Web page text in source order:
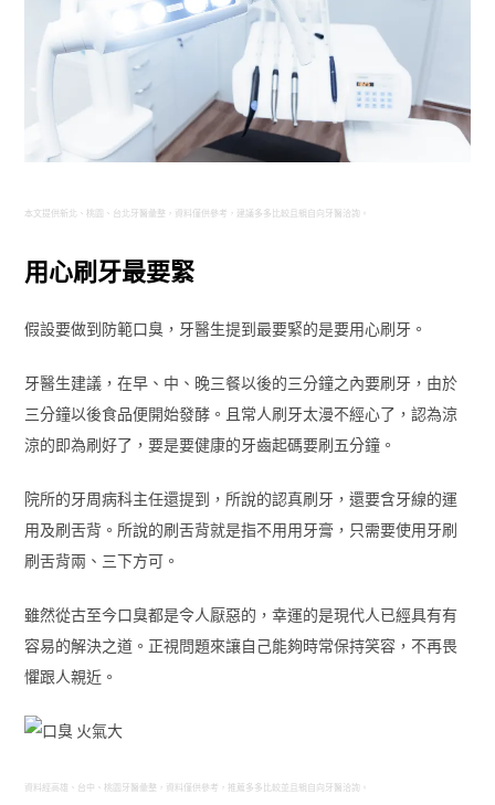
本文提供新北、桃園、台北牙醫彙整，資料僅供參考，建議多多比較且親自向牙醫洽詢。
用心刷牙最要緊
假設要做到防範口臭，牙醫生提到最要緊的是要用心刷牙。
牙醫生建議，在早、中、晚三餐以後的三分鐘之內要刷牙，由於
三分鐘以後食品便開始發酵。且常人刷牙太漫不經心了，認為涼
涼的即為刷好了，要是要健康的牙齒起碼要刷五分鐘。
院所的牙周病科主任還提到，所說的認真刷牙，還要含牙線的運
用及刷舌背。所說的刷舌背就是指不用用牙膏，只需要使用牙刷
刷舌背兩、三下方可。
雖然從古至今口臭都是令人厭惡的，幸運的是現代人已經具有有
容易的解決之道。正視問題來讓自己能夠時常保持笑容，不再畏
懼跟人親近。
資料經高雄、台中、桃園牙醫彙整，資料僅供參考，推薦多多比較並且親自向牙醫洽詢。